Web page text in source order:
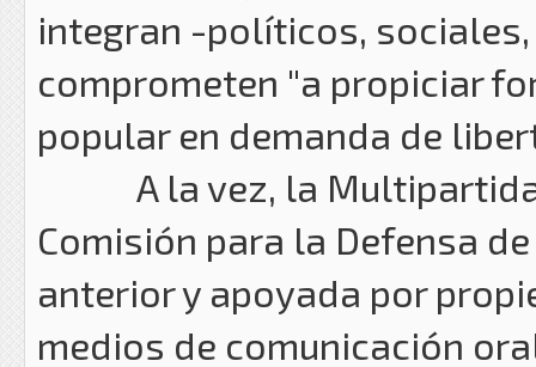
integran -políticos,
comprometen "a propiciar
popular en demanda de
A la vez, la
Comisión para la Defensa
anterior y apoyada por
medios de comunicación